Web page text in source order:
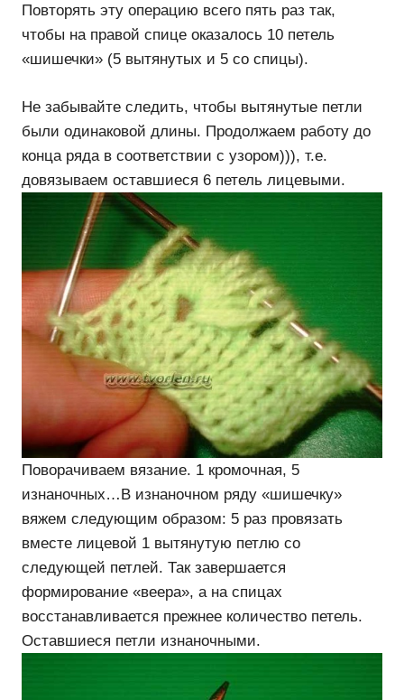
Повторять эту операцию всего пять раз так,
чтобы на правой спице оказалось 10 петель
«шишечки» (5 вытянутых и 5 со спицы).
Не забывайте следить, чтобы вытянутые петли
были одинаковой длины. Продолжаем работу до
конца ряда в соответствии с узором))), т.е.
довязываем оставшиеся 6 петель лицевыми.
Поворачиваем вязание. 1 кромочная, 5
изнаночных…В изнаночном ряду «шишечку»
вяжем следующим образом: 5 раз провязать
вместе лицевой 1 вытянутую петлю со
следующей петлей. Так завершается
формирование «веера», а на спицах
восстанавливается прежнее количество петель.
Оставшиеся петли изнаночными.